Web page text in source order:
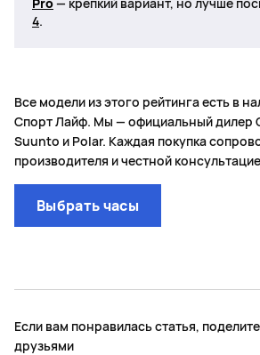
4.
Все модели из этого рейтинга есть в
Спорт Лайф. Мы — официальный дилер
Suunto и Polar. Каждая покупка
производителя и честной
Выбрать часы
Если вам понравилась статья,
друзьями